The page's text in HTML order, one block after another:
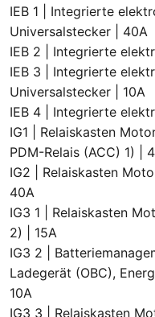
IEB 1 | Integrierte
Universalstecker | 40A
IEB 2 | Integrierte
IEB 3 | Integrierte
Universalstecker | 10A
IEB 4 | Integrierte
IG1 | Relaiskasten
PDM-Relais (ACC) 1) |
IG2 | Relaiskasten
40A
IG3 1 | Relaiskasten
2) | 15A
IG3 2 |
Ladegerät (OBC),
10A
IG3 3 | Relaiskasten